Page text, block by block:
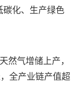
碳化、生产绿色
然气增储上产，
全产业链产值超